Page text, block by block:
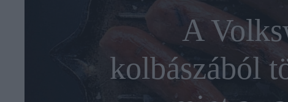
A
kolbászából